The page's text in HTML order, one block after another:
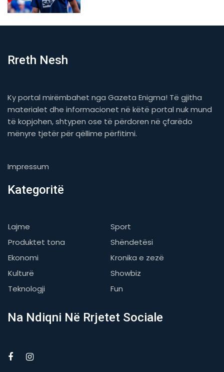
Rreth Nesh
Ky portal mirëmbahet nga Gazeta Enigma! Të gjitha
materialet dhe informacionet në këtë portal nuk mund
të kopjohen, shtypen ose të përdoren në çfarëdo
mënyre tjetër për qëllime përfitimi.
Impressum
Kategoritë
Lajme
Sport
Produktet tona
Shëndetësi
Ekonomi
Kronika e zezë
Kulturë
Showbiz
Teknologji
Fun
Na Ndiqni Në Rrjetet Sociale